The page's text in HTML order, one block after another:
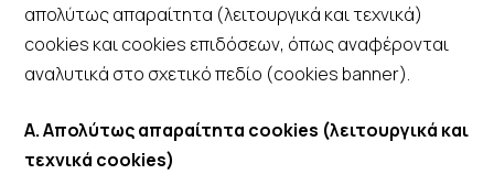
απολύτως απαραίτητα (λειτουργικά και τεχνικά)
cookies και cookies επιδόσεων, όπως αναφέρονται
αναλυτικά στο σχετικό πεδίο (cookies banner).
A. Απολύτως απαραίτητα cookies (λειτουργικά και
τεχνικά cookies)